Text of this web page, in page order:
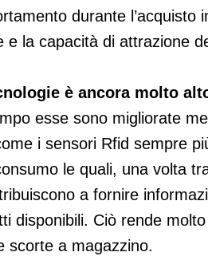
durante
e la capacità di attrazione
è ancora molto
esse sono migliorate
i sensori Rfid sempre
le quali, una volta
a fornire
disponibili. Ciò rende
scorte a magazzino.